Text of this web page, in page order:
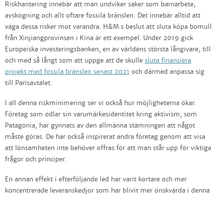
Riskhantering innebär att man undviker saker som barnarbete,
avskogning och allt oftare fossila bränslen. Det innebär alltid att
väga dessa risker mot varandra. H&M:s beslut att sluta köpa bomull
från Xinjiangprovinsen i Kina är ett exempel. Under 2019 gick
Europeiska investeringsbanken, en av världens största långivare, till
och med så långt som att uppge att de skulle sluta finansiera
projekt med fossila bränslen senast 2021 och därmed anpassa sig
till Parisavtalet.
I all denna riskminimering ser vi också hur möjligheterna ökar.
Företag som odlar sin varumärkesidentitet kring aktivism, som
Patagonia, har gynnats av den allmänna stämningen att något
måste göras. De har också inspirerat andra företag genom att visa
att lönsamheten inte behöver offras för att man står upp för viktiga
frågor och principer.
En annan effekt i efterföljande led har varit kortare och mer
koncentrerade leveranskedjor som har blivit mer önskvärda i denna